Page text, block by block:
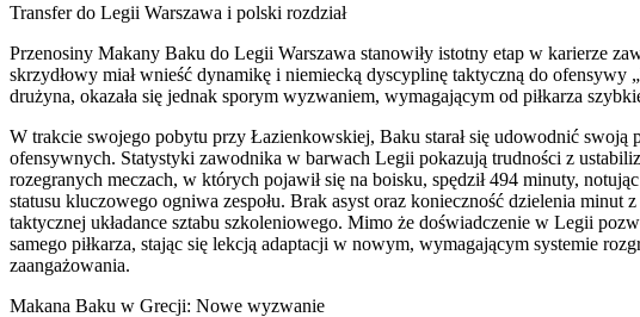
Transfer do Legii Warszawa i polski rozdział
Przenosiny Makany Baku do Legii Warszawa stanowiły istotny etap w karierze
skrzydłowy miał wnieść dynamikę i niemiecką dyscyplinę taktyczną do
drużyna, okazała się jednak sporym wyzwaniem, wymagającym od piłkarza
W trakcie swojego pobytu przy Łazienkowskiej, Baku starał się udowodnić swoją
ofensywnych. Statystyki zawodnika w barwach Legii pokazują trudności z
rozegranych meczach, w których pojawił się na boisku, spędził 494 minuty,
statusu kluczowego ogniwa zespołu. Brak asyst oraz konieczność dzielenia
taktycznej układance sztabu szkoleniowego. Mimo że doświadczenie w Legii
samego piłkarza, stając się lekcją adaptacji w nowym, wymagającym systemie
zaangażowania.
Makana Baku w Grecji: Nowe wyzwanie